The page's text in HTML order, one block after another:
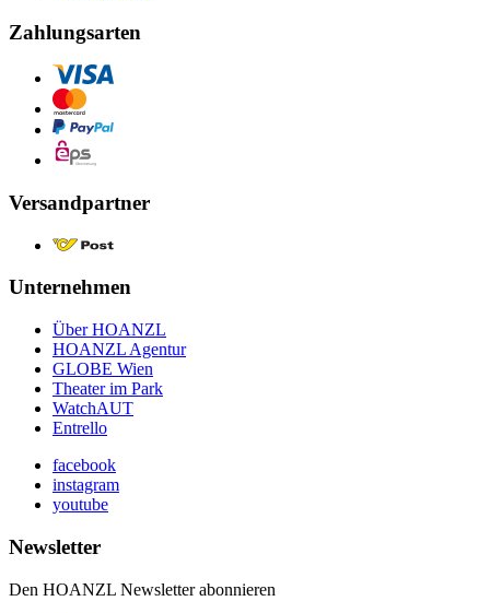
Zahlungsarten
Versandpartner
Unternehmen
Über HOANZL
HOANZL Agentur
GLOBE Wien
Theater im Park
WatchAUT
Entrello
facebook
instagram
youtube
Newsletter
Den HOANZL Newsletter abonnieren